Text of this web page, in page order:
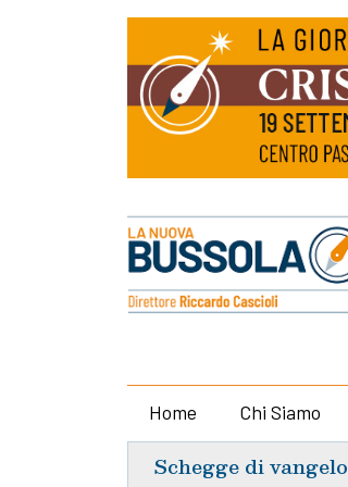
Home Chi Siamo
Schegge di vangelo